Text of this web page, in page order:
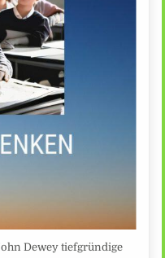
Dewey tiefgründige